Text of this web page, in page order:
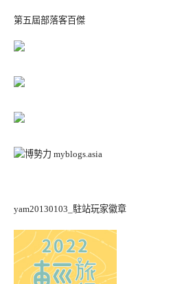
第五屆部落客百傑
yam20130103_駐站玩家徽章